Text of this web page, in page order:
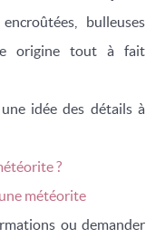
bulleuses
origine tout à fait
idée des détails à
?
météorite
ou demander